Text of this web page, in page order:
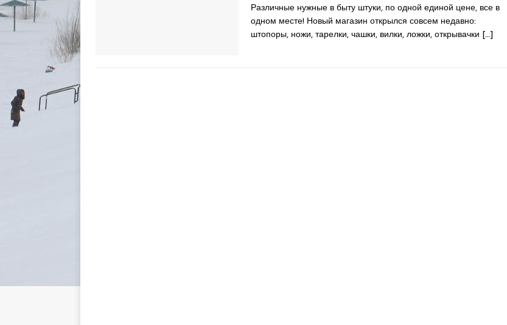
Различные нужные в быту штуки, по одной единой цене, все в
одном месте! Новый магазин открылся совсем недавно:
штопоры, ножи, тарелки, чашки, вилки, ложки, открывачки […]